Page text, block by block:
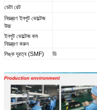
ডেটা রেট
নিয়ন্ত্রণ ইনপুট ভোল্টেজ
উচ্চ
ইনপুট ভোল্টেজ কম
নিয়ন্ত্রণ করুন
লিঙ্ক দূরত্ব (SMF) ডি